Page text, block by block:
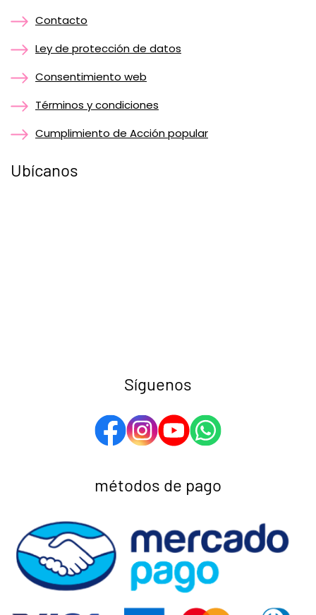
Contacto
Ley de protección de datos
Consentimiento web
Términos y condiciones
Cumplimiento de Acción popular
Ubícanos
Síguenos
métodos de pago